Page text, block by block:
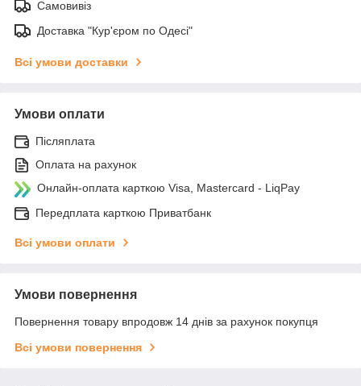
Самовивіз
Доставка "Кур'єром по Одесі"
Всі умови доставки
Умови оплати
Післяплата
Оплата на рахунок
Онлайн-оплата карткою Visa, Mastercard - LiqPay
Передплата карткою Приватбанк
Всі умови оплати
Умови повернення
Повернення товару впродовж 14 днів за рахунок покупця
Всі умови повернення